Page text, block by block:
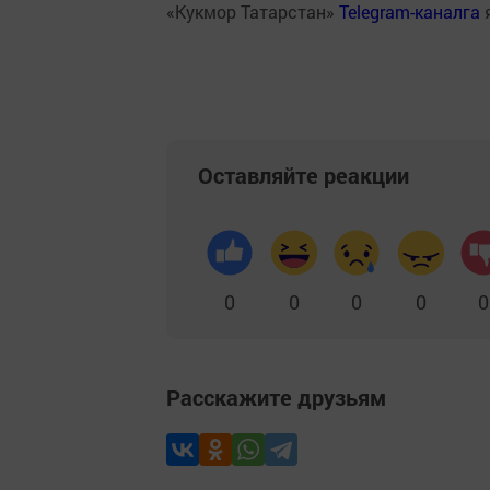
«Кукмор Татарстан» Telegram-каналга
Оставляйте реакции
0 0 0 0 0
Расскажите друзьям